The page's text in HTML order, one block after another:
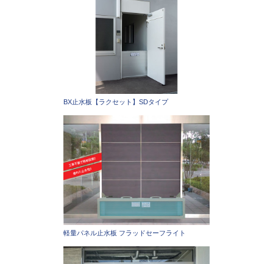
BX止水板【ラクセット】SDタイプ
軽量パネル止水板 フラッドセーフライト